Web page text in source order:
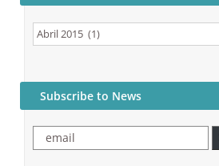
Post
Subscribe to News
email